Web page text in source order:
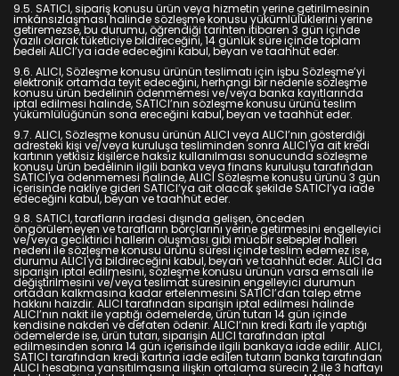
9.5. SATICI, sipariş konusu ürün veya hizmetin yerine getirilmesinin
imkânsızlaşması halinde sözleşme konusu yükümlülüklerini yerine
getiremezse, bu durumu, öğrendiği tarihten itibaren 3 gün içinde
yazılı olarak tüketiciye bildireceğini, 14 günlük süre içinde toplam
bedeli ALICI’ya iade edeceğini kabul, beyan ve taahhüt eder.
9.6. ALICI, Sözleşme konusu ürünün teslimatı için işbu Sözleşme’yi
elektronik ortamda teyit edeceğini, herhangi bir nedenle sözleşme
konusu ürün bedelinin ödenmemesi ve/veya banka kayıtlarında
iptal edilmesi halinde, SATICI’nın sözleşme konusu ürünü teslim
yükümlülüğünün sona ereceğini kabul, beyan ve taahhüt eder.
9.7. ALICI, Sözleşme konusu ürünün ALICI veya ALICI’nın gösterdiği
adresteki kişi ve/veya kuruluşa tesliminden sonra ALICI'ya ait kredi
kartının yetkisiz kişilerce haksız kullanılması sonucunda sözleşme
konusu ürün bedelinin ilgili banka veya finans kuruluşu tarafından
SATICI'ya ödenmemesi halinde, ALICI Sözleşme konusu ürünü 3 gün
içerisinde nakliye gideri SATICI’ya ait olacak şekilde SATICI’ya iade
edeceğini kabul, beyan ve taahhüt eder.
9.8. SATICI, tarafların iradesi dışında gelişen, önceden
öngörülemeyen ve tarafların borçlarını yerine getirmesini engelleyici
ve/veya geciktirici hallerin oluşması gibi mücbir sebepler halleri
nedeni ile sözleşme konusu ürünü süresi içinde teslim edemez ise,
durumu ALICI'ya bildireceğini kabul, beyan ve taahhüt eder. ALICI da
siparişin iptal edilmesini, sözleşme konusu ürünün varsa emsali ile
değiştirilmesini ve/veya teslimat süresinin engelleyici durumun
ortadan kalkmasına kadar ertelenmesini SATICI’dan talep etme
hakkını haizdir. ALICI tarafından siparişin iptal edilmesi halinde
ALICI’nın nakit ile yaptığı ödemelerde, ürün tutarı 14 gün içinde
kendisine nakden ve defaten ödenir. ALICI’nın kredi kartı ile yaptığı
ödemelerde ise, ürün tutarı, siparişin ALICI tarafından iptal
edilmesinden sonra 14 gün içerisinde ilgili bankaya iade edilir. ALICI,
SATICI tarafından kredi kartına iade edilen tutarın banka tarafından
ALICI hesabına yansıtılmasına ilişkin ortalama sürecin 2 ile 3 haftayı